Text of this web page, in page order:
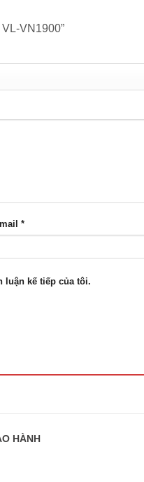
VN1900”
*
luận kế tiếp của tôi.
HÀNH